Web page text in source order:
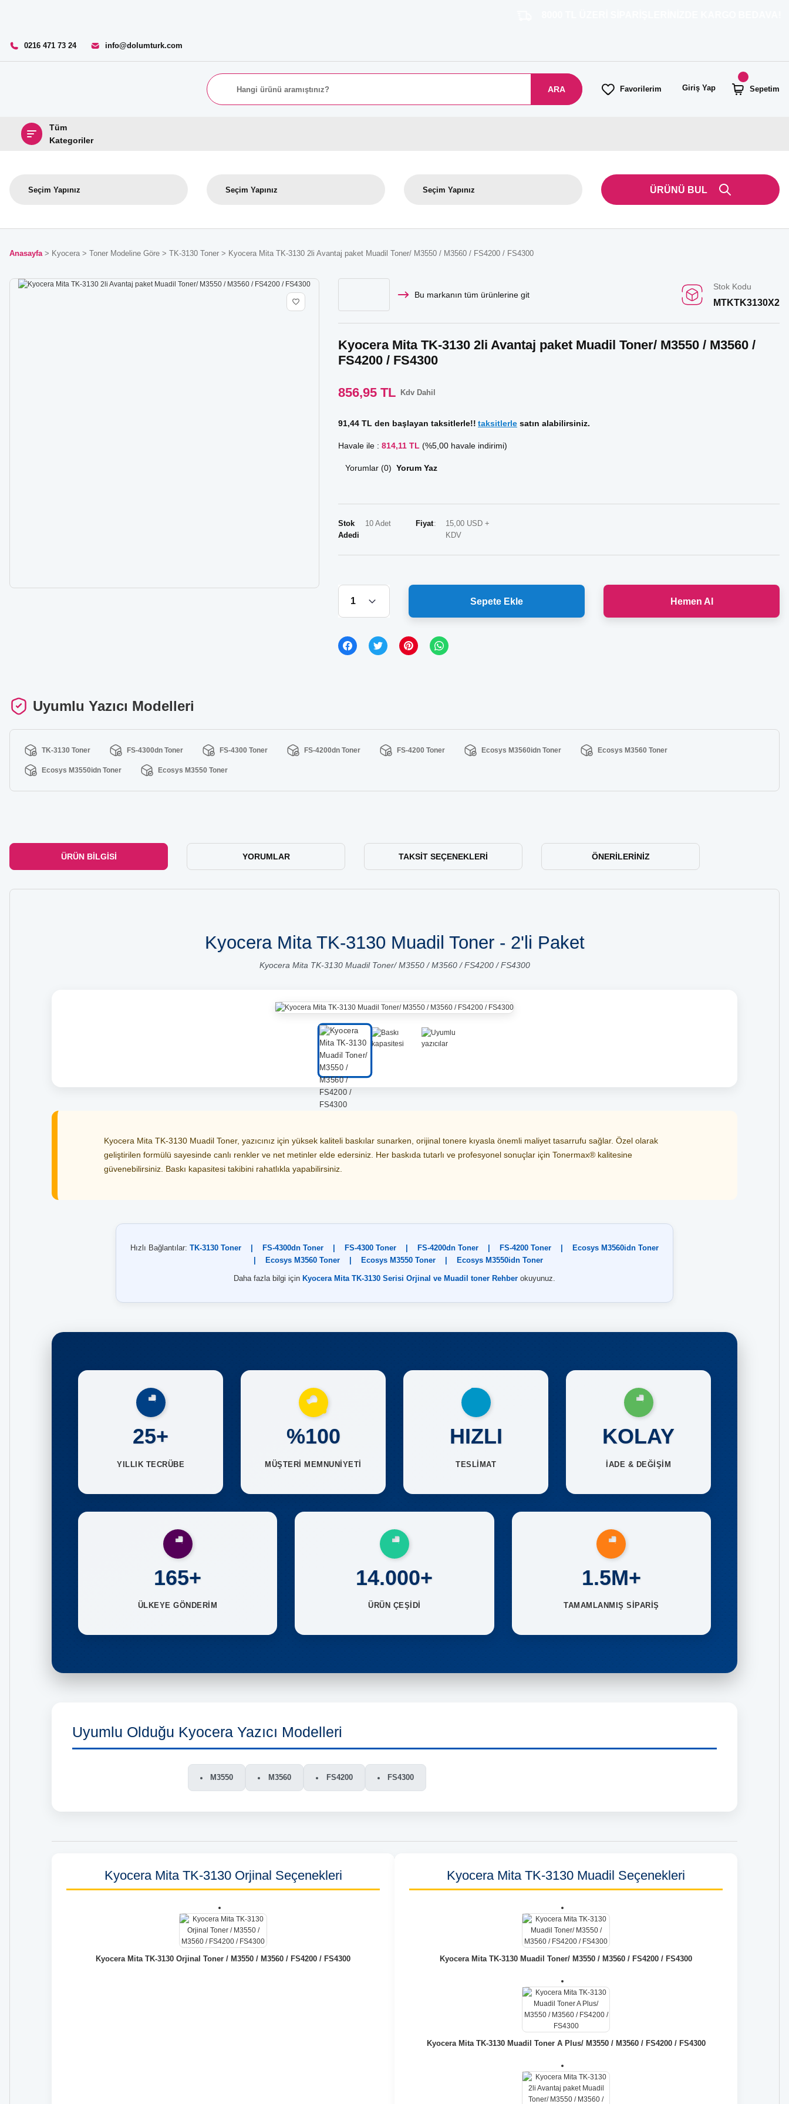
0216 471 73 24 info@dolumturk.com
ARA Favorilerim Giriş Yap Sepetim
Tüm
Kategoriler
ÜRÜNÜ BUL
Anasayfa Kyocera Toner Modeline Göre TK-3130 Toner Kyocera Mita TK-3130 2li Avantaj paket Muadil Toner/ M3550 / M3560 / FS4200 / FS4300
Bu markanın tüm ürünlerine git
Stok Kodu
MTKTK3130X2
Kyocera Mita TK-3130 2li Avantaj paket Muadil Toner/ M3550 / M3560 /
FS4200 / FS4300
856,95 TL Kdv Dahil
91,44 TL den başlayan taksitlerle!! taksitlerle satın alabilirsiniz.
Havale ile : 814,11 TL (%5,00 havale indirimi)
Yorumlar (0) Yorum Yaz
Stok
Adedi
10 Adet Fiyat
15,00 USD +
KDV
Sepete Ekle Hemen Al
Uyumlu Yazıcı Modelleri
TK-3130 Toner FS-4300dn Toner FS-4300 Toner FS-4200dn Toner FS-4200 Toner Ecosys M3560idn Toner Ecosys M3560 Toner
Ecosys M3550idn Toner Ecosys M3550 Toner
ÜRÜN BILGISI YORUMLAR TAKSIT SEÇENEKLERI ÖNERILERINIZ
Kyocera Mita TK-3130 Muadil Toner - 2'li Paket
Kyocera Mita TK-3130 Muadil Toner/ M3550 / M3560 / FS4200 / FS4300
Kyocera Mita TK-3130 Muadil Toner, yazıcınız için yüksek kaliteli baskılar sunarken, orijinal tonere kıyasla önemli maliyet tasarrufu sağlar. Özel olarak
geliştirilen formülü sayesinde canlı renkler ve net metinler elde edersiniz. Her baskıda tutarlı ve profesyonel sonuçlar için Tonermax® kalitesine
güvenebilirsiniz. Baskı kapasitesi takibini rahatlıkla yapabilirsiniz.
Hızlı Bağlantılar: TK-3130 Toner FS-4300dn Toner FS-4300 Toner FS-4200dn Toner FS-4200 Toner
Ecosys M3560idn Toner
Ecosys M3560 Toner Ecosys M3550 Toner Ecosys M3550idn Toner
Daha fazla bilgi için Kyocera Mita TK-3130 Serisi Orjinal ve Muadil toner Rehber okuyunuz.
25+
YILLIK TECRÜBE
%100
MÜŞTERİ MEMNUNİYETİ
HIZLI
TESLİMAT
KOLAY
İADE & DEĞİŞİM
165+
ÜLKEYE GÖNDERİM
14.000+
ÜRÜN ÇEŞİDİ
1.5M+
TAMAMLANMIŞ SİPARİŞ
Uyumlu Olduğu Kyocera Yazıcı Modelleri
M3550 M3560 FS4200 FS4300
Kyocera Mita TK-3130 Orjinal Seçenekleri
Kyocera Mita TK-3130 Orjinal Toner / M3550 / M3560 / FS4200 / FS4300
Kyocera Mita TK-3130 Muadil Seçenekleri
Kyocera Mita TK-3130 Muadil Toner/ M3550 / M3560 / FS4200 / FS4300
Kyocera Mita TK-3130 Muadil Toner A Plus/ M3550 / M3560 / FS4200 / FS4300